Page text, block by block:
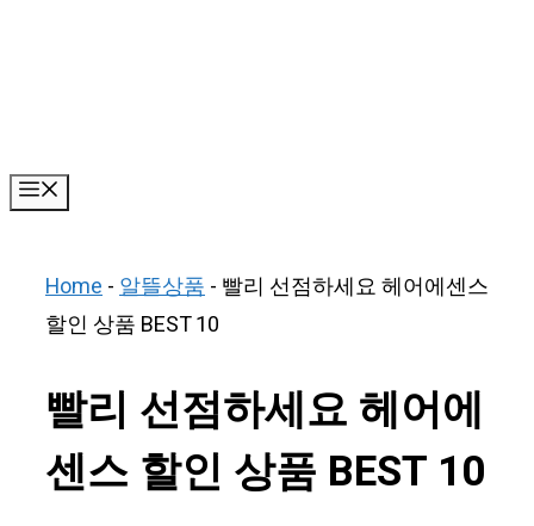
Home-알뜰상품- 빨리 선점하세요 헤어에센스
할인 상품 BEST 10
빨리 선점하세요 헤어에
센스 할인 상품 BEST 10